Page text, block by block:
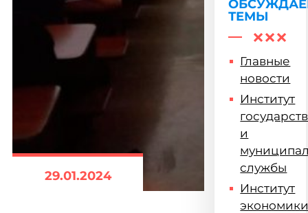
29.01.2024
ТЕМЫ
Главные
новости
Институт
и
службы
Институт